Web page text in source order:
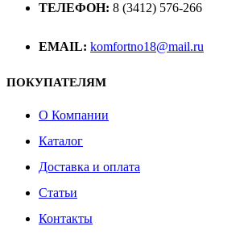
ТЕЛЕФОН: 8 (3412) 576-266
EMAIL: komfortno18@mail.ru
ПОКУПАТЕЛЯМ
О Компании
Каталог
Доставка и оплата
Статьи
Контакты